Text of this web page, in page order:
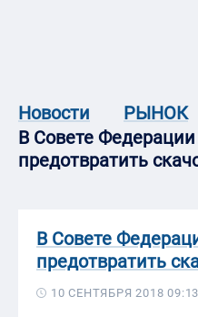
Новости
РЫНОК
В Совете Федерации
предотвратить
В Совете
предотвратить
10 СЕНТЯБРЯ 2018 09:13